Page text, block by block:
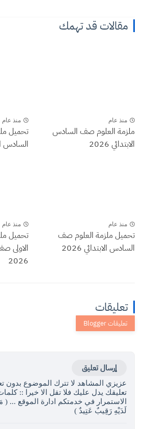
مقالات قد تهمك
منذ عام
ملزمة العلوم صف السادس
الابتدائي 2026
منذ عام
تحميل
السادس
منذ عام
تحميل ملزمة العلوم صف
السادس الابتدائي 2026
منذ عام
تحميل
الاولى
2026
تعليقات
إرسال تعليق
عزيزي المشاهد لا تترك الموضوع بدون
تعليقك يدل عليك فلا تقل الا خيرا ::
الاستمرار في خدمتكم ادارة الموقع ... (
لَدَيْهِ رَقِيبٌ عَتِيدٌ )